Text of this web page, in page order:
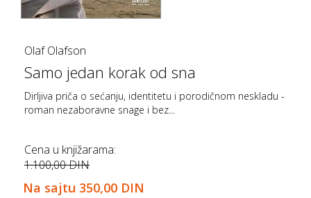
Olaf Olafson
Samo jedan korak od sna
Dirljiva priča o sećanju, identitetu i porodičnom neskladu -
roman nezaboravne snage i bez...
Cena u knjižarama:
1.100,00 DIN
Na sajtu 350,00 DIN